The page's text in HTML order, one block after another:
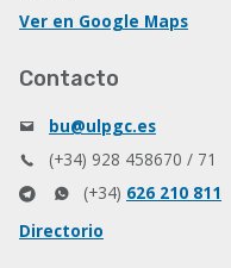
Ver en Google Maps
Contacto
bu@ulpgc.es
(+34) 928 458670 / 71
(+34) 626 210 811
Directorio